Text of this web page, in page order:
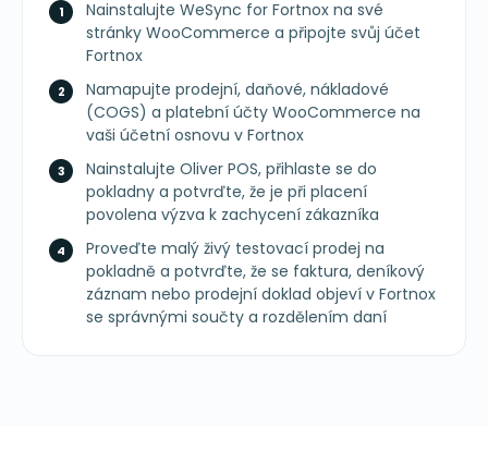
Nainstalujte WeSync for Fortnox na své
stránky WooCommerce a připojte svůj účet
Fortnox
Namapujte prodejní, daňové, nákladové
(COGS) a platební účty WooCommerce na
vaši účetní osnovu v Fortnox
Nainstalujte Oliver POS, přihlaste se do
pokladny a potvrďte, že je při placení
povolena výzva k zachycení zákazníka
Proveďte malý živý testovací prodej na
pokladně a potvrďte, že se faktura, deníkový
záznam nebo prodejní doklad objeví v Fortnox
se správnými součty a rozdělením daní